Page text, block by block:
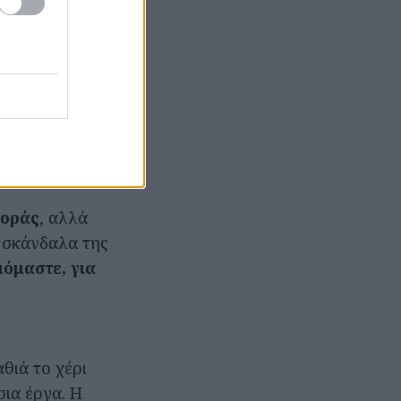
στα
να μην έχει
την
, αλλά
της
για
το χέρι
έργα. Η